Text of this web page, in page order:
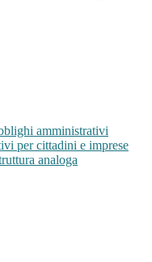
amministrativi
per cittadini e imprese
analoga